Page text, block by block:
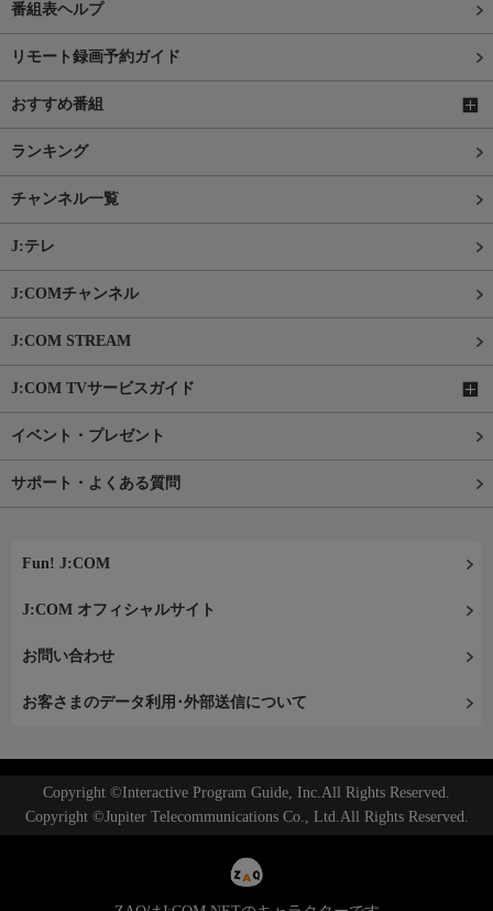
番組表ヘルプ
リモート録画予約ガイド
おすすめ番組
ランキング
チャンネル一覧
J:テレ
J:COMチャンネル
J:COM STREAM
J:COM TVサービスガイド
イベント・プレゼント
サポート・よくある質問
Fun! J:COM
J:COM オフィシャルサイト
お問い合わせ
お客さまのデータ利用･外部送信について
Copyright ©Interactive Program Guide, Inc.All Rights Reserved.
Copyright ©Jupiter Telecommunications Co., Ltd.All Rights Reserved.